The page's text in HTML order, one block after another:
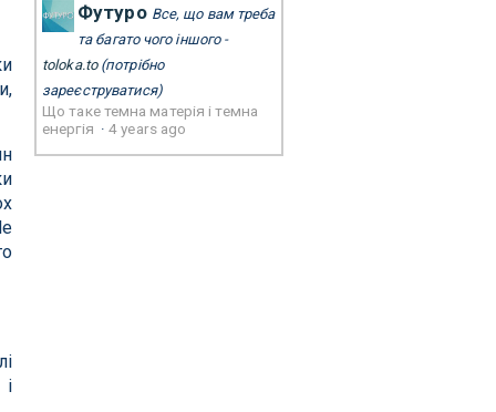
Футуро Все, що вам треба
та багато чого іншого -
toloka.to(потрібно
зареєструватися)
Що таке темна матерія і темна
енергія ·4 years ago